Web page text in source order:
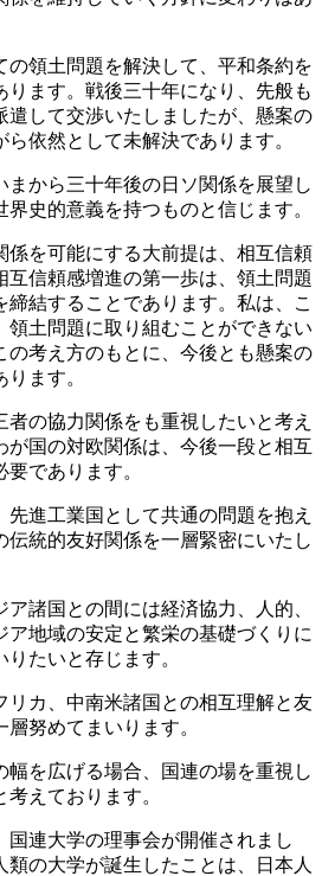
領土問題を解決して、平和条約を
ります。戦後三十年になり、先般も
遣して交渉いたしましたが、懸案の
依然として未解決であります。
から三十年後の日ソ関係を展望し
史的意義を持つものと信じます。
を可能にする大前提は、相互信頼
互信頼感増進の第一歩は、領土問題
締結することであります。私は、こ
領土問題に取り組むことができない
の考え方のもとに、今後とも懸案の
ます。
の協力関係をも重視したいと考え
が国の対欧関係は、今後一段と相互
であります。
進工業国として共通の問題を抱え
伝統的友好関係を一層緊密にいたし
諸国との間には経済協力、人的、
ア地域の安定と繁栄の基礎づくりに
たいと存じます。
カ、中南米諸国との相互理解と友
努めてまいります。
を広げる場合、国連の場を重視し
えております。
連大学の理事会が開催されまし
類の大学が誕生したことは、日本人